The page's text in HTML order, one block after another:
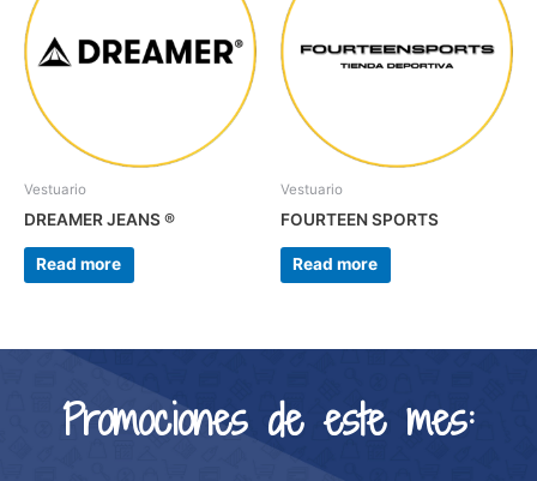
Vestuario
DREAMER JEANS ®
Read more
Vestuario
FOURTEEN SPORTS
Read more
Promociones de este mes: